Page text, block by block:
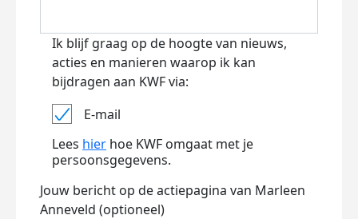
Ik blijf graag op de hoogte van nieuws,
acties en manieren waarop ik kan
bijdragen aan KWF via:
E-mail
Lees hier hoe KWF omgaat met je
persoonsgegevens.
Jouw bericht op de actiepagina van Marleen
Anneveld (optioneel)